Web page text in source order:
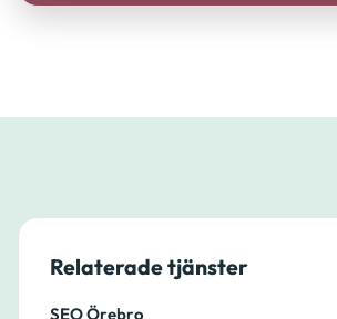
Relaterade tjänster
SEO Örebro